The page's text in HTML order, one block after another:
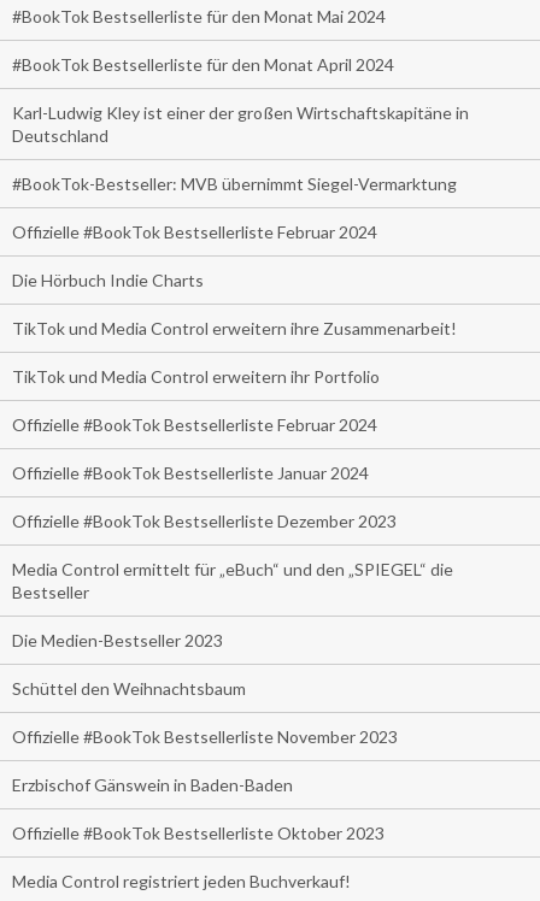
#BookTok Bestsellerliste für den Monat Mai 2024
#BookTok Bestsellerliste für den Monat April 2024
Karl-Ludwig Kley ist einer der großen Wirtschaftskapitäne in
Deutschland
#BookTok-Bestseller: MVB übernimmt Siegel-Vermarktung
Offizielle #BookTok Bestsellerliste Februar 2024
Die Hörbuch Indie Charts
TikTok und Media Control erweitern ihre Zusammenarbeit!
TikTok und Media Control erweitern ihr Portfolio
Offizielle #BookTok Bestsellerliste Februar 2024
Offizielle #BookTok Bestsellerliste Januar 2024
Offizielle #BookTok Bestsellerliste Dezember 2023
Media Control ermittelt für „eBuch“ und den „SPIEGEL“ die
Bestseller
Die Medien-Bestseller 2023
Schüttel den Weihnachtsbaum
Offizielle #BookTok Bestsellerliste November 2023
Erzbischof Gänswein in Baden-Baden
Offizielle #BookTok Bestsellerliste Oktober 2023
Media Control registriert jeden Buchverkauf!